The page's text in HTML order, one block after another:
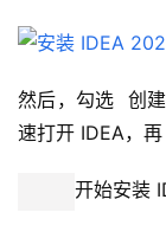
然后，勾选  创
速打开 IDEA，再
开始安装